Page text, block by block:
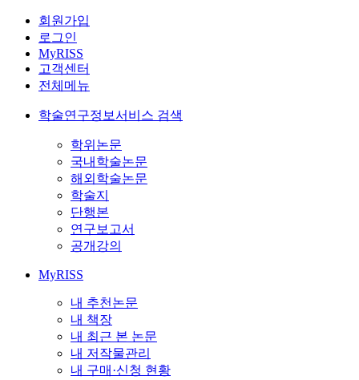
회원가입
로그인
MyRISS
고객센터
전체메뉴
학술연구정보서비스 검색
학위논문
국내학술논문
해외학술논문
학술지
단행본
연구보고서
공개강의
MyRISS
내 추천논문
내 책장
내 최근 본 논문
내 저작물관리
내 구매·신청 현황